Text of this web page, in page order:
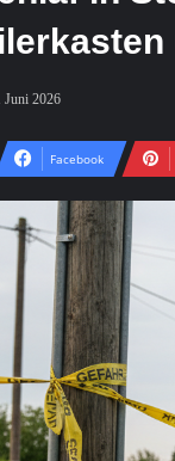
Juni 2026
Facebook